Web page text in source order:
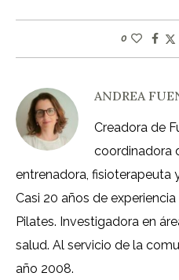
0
ANDREA
Creadora de
coordinadora
entrenadora, fisioterapeuta
Casi 20 años de
Pilates. Investigadora en
salud. Al servicio de la
año 2008.